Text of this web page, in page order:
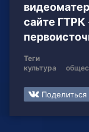
сайте
Теги
культура
Поделиться